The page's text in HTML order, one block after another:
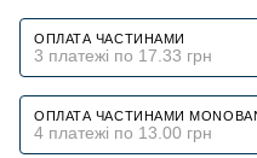
ОПЛАТА ЧАСТИНАМИ
3 платежі по 17.33 грн
ОПЛАТА ЧАСТИНАМИ
4 платежі по 13.00 грн